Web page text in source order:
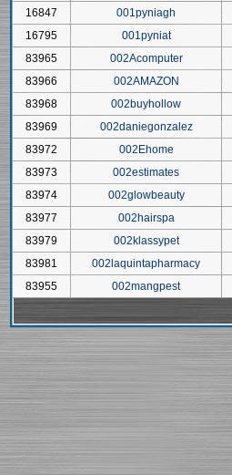
16847
001pyniagh
16795
001pyniat
83965
002Acomputer
83966
002AMAZON
83968
002buyhollow
83969
002daniegonzalez
83972
002Ehome
83973
002estimates
83974
002glowbeauty
83977
002hairspa
83979
002klassypet
83981
002laquintapharmacy
83955
002mangpest